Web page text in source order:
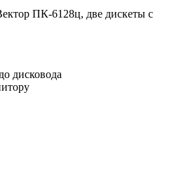
ПК-6128ц, две дискеты с
дисковода